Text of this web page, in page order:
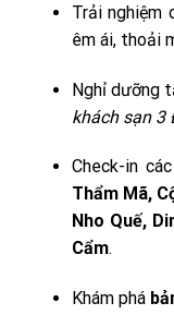
Trải nghiệm
êm ái, thoải
Nghỉ dưỡng
khách sạn 3
Check-in
Thẩm Mã,
Nho Quế,
Cẩm.
Khám phá